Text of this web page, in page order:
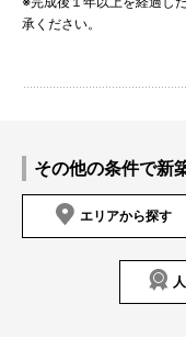
承ください。
その他の条件で新
エリアから探す